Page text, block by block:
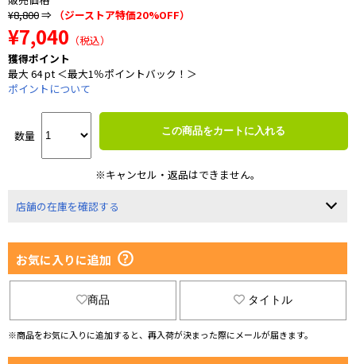
¥8,800⇒ （ジーストア特価20%OFF）
¥7,040 （税込）
獲得ポイント
最大 64 pt ＜最大1％ポイントバック！＞
ポイントについて
数量 この商品をカートに入れる
※キャンセル・返品はできません。
店舗の在庫を確認する
お気に入りに追加
商品 タイトル
※商品をお気に入りに追加すると、再入荷が決まった際にメールが届きます。